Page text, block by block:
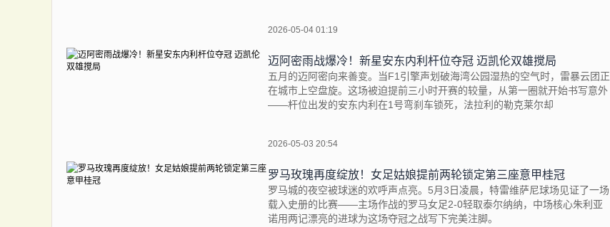
2026-05-04 01:19
迈阿密雨战爆冷！新星安东内利杆位夺冠 迈凯伦双雄搅局
五月的迈阿密向来善变。当F1引擎声划破海湾公园湿热的空气时，雷暴云团正
在城市上空盘旋。这场被迫提前三小时开赛的较量，从第一圈就开始书写意外
——杆位出发的安东内利在1号弯刹车锁死，法拉利的勒克莱尔却
2026-05-03 20:54
罗马玫瑰再度绽放！女足姑娘提前两轮锁定第三座意甲桂冠
罗马城的夜空被球迷的欢呼声点亮。5月3日凌晨，特雷维萨尼球场见证了一场
载入史册的比赛——主场作战的罗马女足2-0轻取泰尔纳纳，中场核心朱利亚
诺用两记漂亮的进球为这场夺冠之战写下完美注脚。